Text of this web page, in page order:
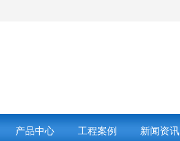
产品中心 工程案例 新闻资讯